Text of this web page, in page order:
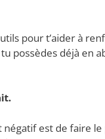
pour t’aider à
possèdes déjà en
est de faire